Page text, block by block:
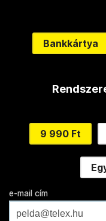
Bankkártya
9 990 Ft
e-mail cím